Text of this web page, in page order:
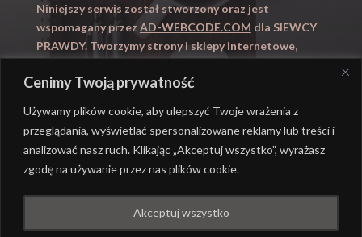
Cenimy Twoją prywatność
Używamy plików cookie, aby ulepszyć Twoje wrażenia z
przeglądania, wyświetlać spersonalizowane reklamy lub treści i
analizować nasz ruch. Klikając „Akceptuj wszystko”, wyrażasz
zgodę na używanie przez nas plików cookie.
Akceptuj wszystko
Niniejszy serwis został stworzony oraz jest
wspomagany przez AD-WEBCODE.COM dla SIEWCY
PRAWDY. Tworzymy strony i sklepy internetowe,
Zapraszamy takze naWYUCZENI.PL
AD-WEBCODE.COM